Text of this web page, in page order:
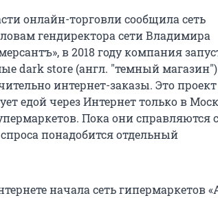
онлайн-торговли сообщила сеть
гендиректора сети Владимира
в 2018 году компания
dark store (англ. "темный
интернет-заказы. Это
едой через Интернет только в
Пока они справляются с
понадобится отдельный
начала сеть гипермаркетов